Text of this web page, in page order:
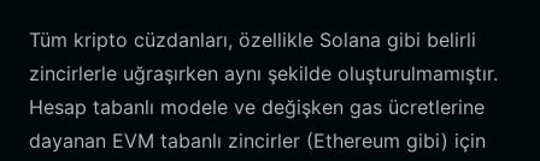
Tüm kripto cüzdanları, özellikle Solana gibi belirli
zincirlerle uğraşırken aynı şekilde oluşturulmamıştır.
Hesap tabanlı modele ve değişken gas ücretlerine
dayanan EVM tabanlı zincirler (Ethereum gibi) için